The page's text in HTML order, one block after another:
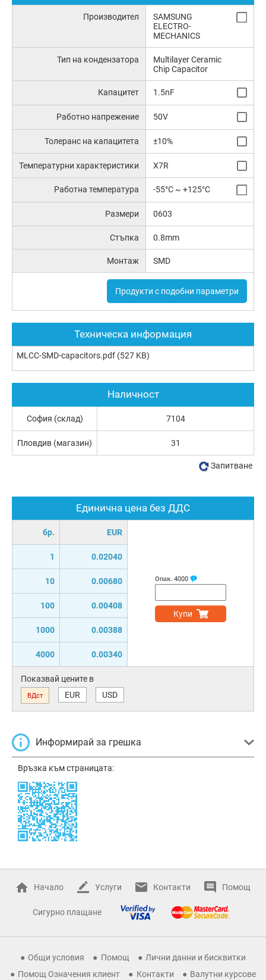
Производител
SAMSUNG
ELECTRO-
MECHANICS
Тип на кондензатора
Multilayer Ceramic
Chip Capacitor
Капацитет 1.5nF
Работно напрежение 50V
Толеранс на капацитета ±10%
Температурни характеристики X7R
Работна температура -55°C ~ +125°C
Размери 0603
Стъпка 0.8mm
Монтаж SMD
Продукти с подобни параметри
Техническа информация
MLCC-SMD-capacitors.pdf (527 KB)
Единична цена без ДДС
бр. EUR
1 0.02040
10 0.00680
100 0.00408
1000 0.00388
4000 0.00340
Опак. 4000
Купи
Показвай цените в
ВДст EUR USD
Информирай за грешка
Връзка към страницата:
Наличност
София (склад) 7104
Пловдив (магазин) 31
Запитване
Начало Услуги Контакти Помощ
Сигурно плащане
Общи условия Помощ
Лични данни и бисквитки
Помощ Означения клиент
Контакти Валутни курсове